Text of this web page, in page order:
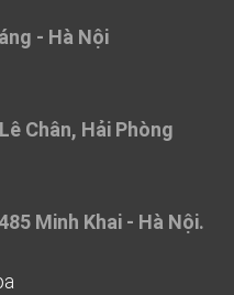
- Hà Nội
Chân, Hải Phòng
Minh Khai - Hà Nội.